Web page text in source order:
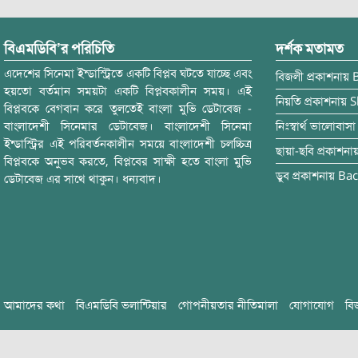
বিএমডিবি’র পরিচিতি
এদেশের সিনেমা ইন্ডাস্ট্রিতে একটি বিপ্লব ঘটতে যাচ্ছে এবং
হয়তো বর্তমান সময়টা একটি বিপ্লবকালীন সময়। এই
বিপ্লবকে বেগবান করে তুলতেই বাংলা মুভি ডেটাবেজ -
বাংলাদেশী সিনেমার ডেটাবেজ। বাংলাদেশী সিনেমা
ইন্ডাস্ট্রির এই পরিবর্তনকালীন সময়ে বাংলাদেশী চলচ্চিত্র
বিপ্লবকে অনুভব করতে, বিপ্লবের সাক্ষী হতে বাংলা মুভি
ডেটাবেজ এর সাথে থাকুন। ধন্যবাদ।
দর্শক মতামত
বিজলী প্রকাশনায়
নিয়তি প্রকাশনায়
নিঃস্বার্থ ভালোবাসা
ছায়া-ছবি
ডুব প্রকাশনায়
আমাদের কথা বিএমডিবি ভলান্টিয়ার গোপনীয়তার নীতিমালা যোগাযোগ